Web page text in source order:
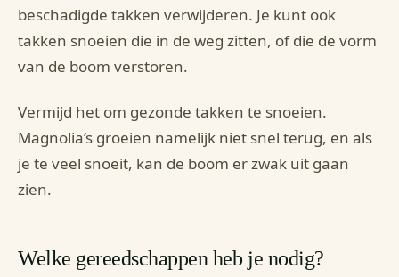
beschadigde takken verwijderen. Je kunt ook
takken snoeien die in de weg zitten, of die de vorm
van de boom verstoren.
Vermijd het om gezonde takken te snoeien.
Magnolia’s groeien namelijk niet snel terug, en als
je te veel snoeit, kan de boom er zwak uit gaan
zien.
Welke gereedschappen heb je nodig?